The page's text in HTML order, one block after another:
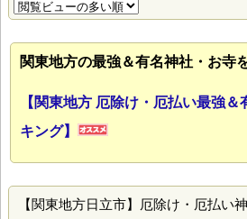
関東地方の最強＆有名神社・お寺
【関東地方 厄除け・厄払い最強
キング】
【関東地方日立市】厄除け・厄払い